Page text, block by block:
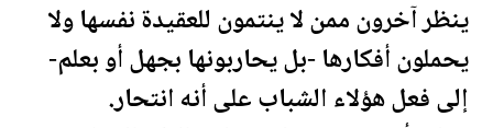
ينظر آخرون ممن لا ينتمون للعقيدة نفسها ولا
يحملون أفكارها -بل يحاربونها بجهل أو بعلم-
إلى فعل هؤلاء الشباب على أنه انتحار.